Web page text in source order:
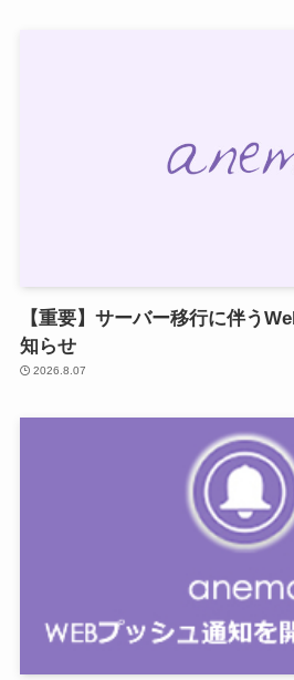
【重要】サーバー移行に伴う
知らせ
2026.8.07